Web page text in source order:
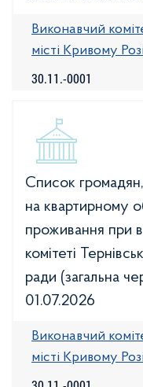
30.11.-0001
Виконавчий
місті Кривому
Список
на квартирному
проживання при
комітеті
ради (загальна
01.07.2026
Виконавчий
місті Кривому